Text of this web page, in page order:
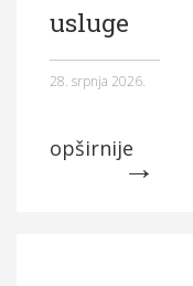
Dokumenti
Pristup
usluge
28. srpnja 2026.
opširnije